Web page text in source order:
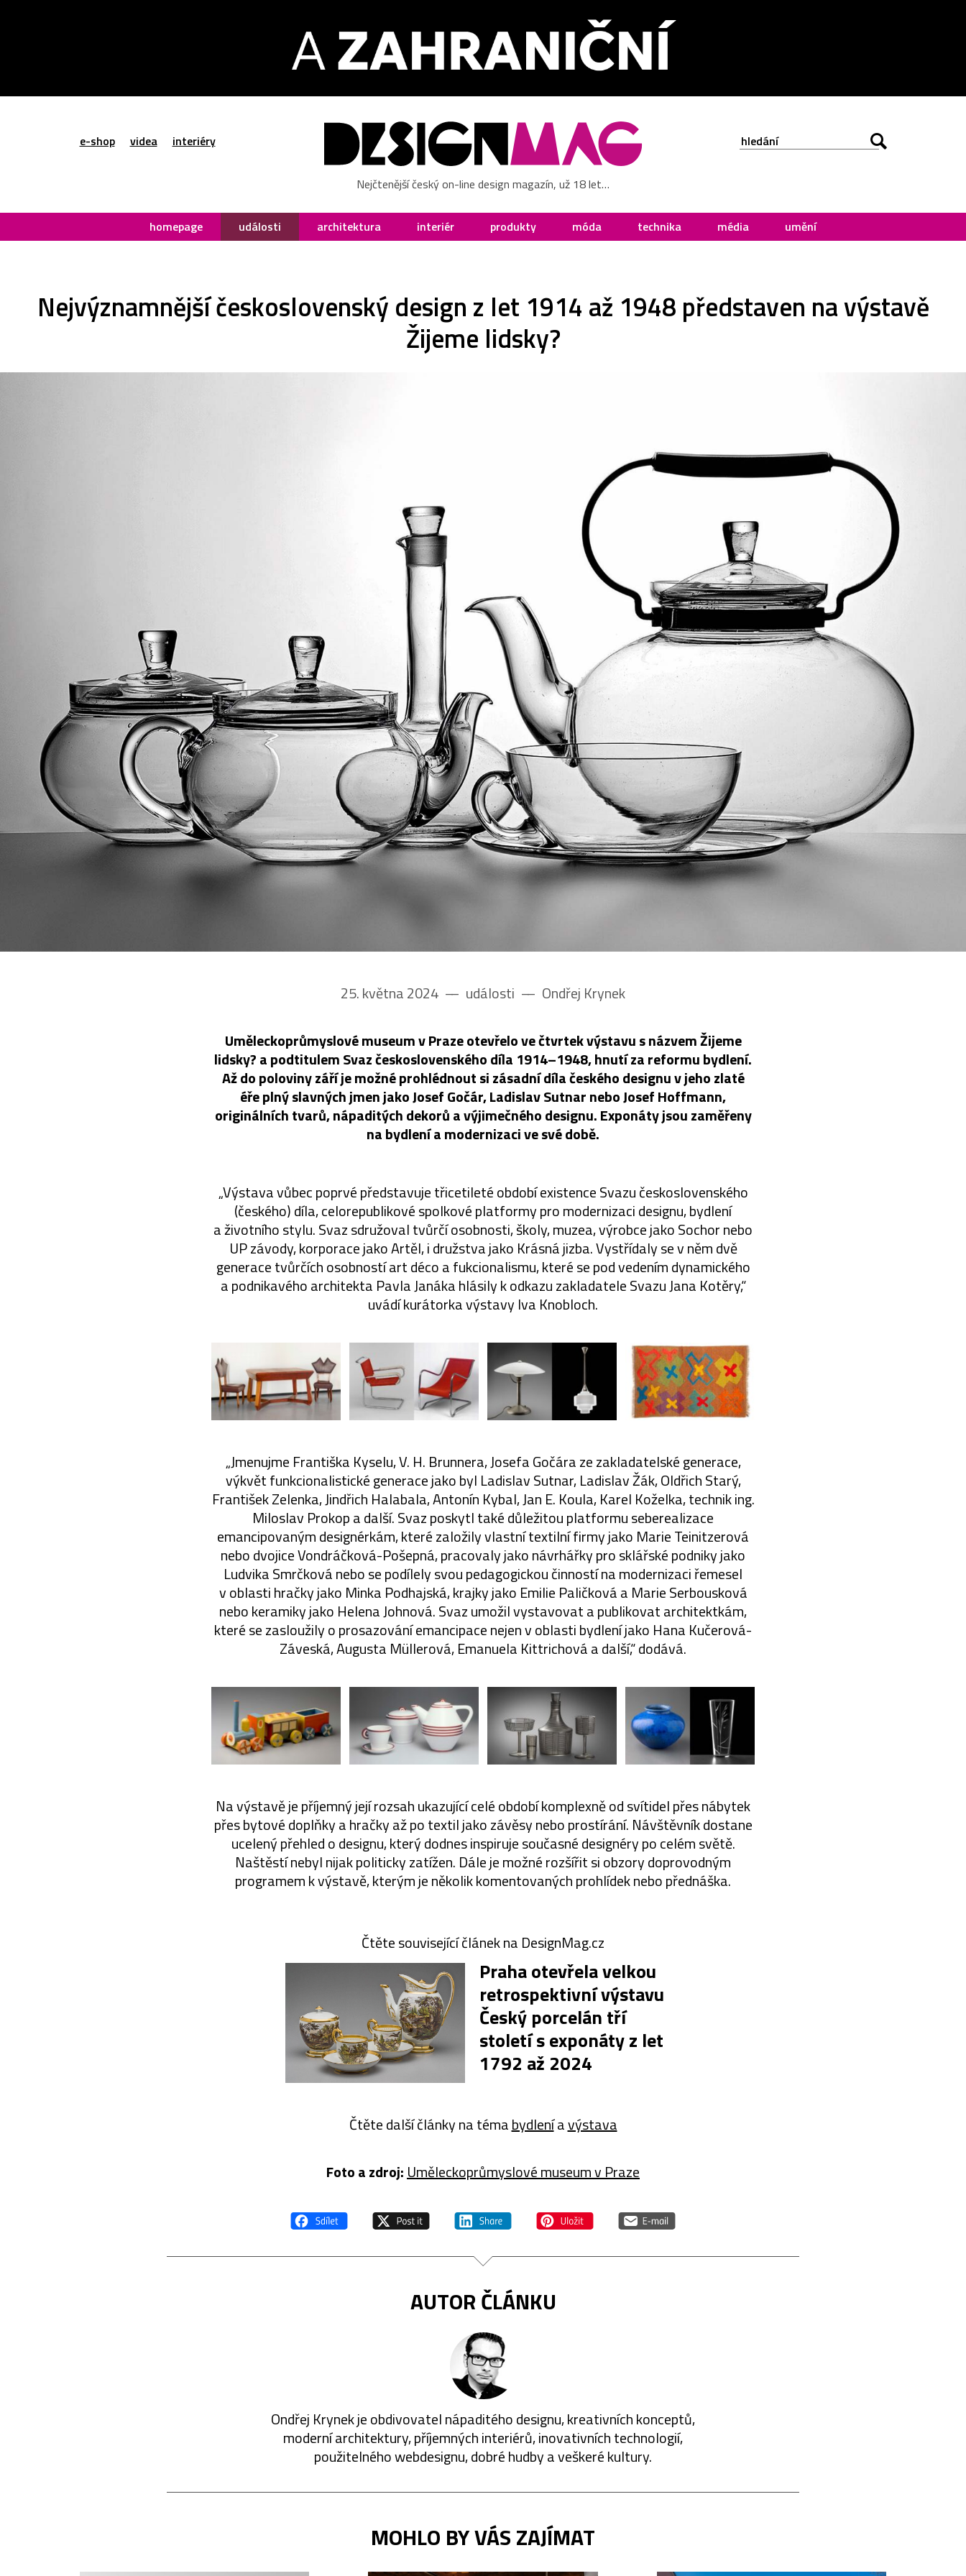
e-shop videa interiéry
Nejčtenější český on-line design magazín, už 18 let…
homepage události architektura interiér produkty móda technika média umění
Nejvýznamnější československý design z let 1914 až 1948 představen na výstavě
Žijeme lidsky?
25. května 2024 –– události –– Ondřej Krynek
Uměleckoprůmyslové museum v Praze otevřelo ve čtvrtek výstavu s názvem Žijeme
lidsky? a podtitulem Svaz československého díla 1914–1948, hnutí za reformu bydlení.
Až do poloviny září je možné prohlédnout si zásadní díla českého designu v jeho zlaté
éře plný slavných jmen jako Josef Gočár, Ladislav Sutnar nebo Josef Hoffmann,
originálních tvarů, nápaditých dekorů a výjimečného designu. Exponáty jsou zaměřeny
na bydlení a modernizaci ve své době.
„Výstava vůbec poprvé představuje třicetileté období existence Svazu československého
(českého) díla, celorepublikové spolkové platformy pro modernizaci designu, bydlení
a životního stylu. Svaz sdružoval tvůrčí osobnosti, školy, muzea, výrobce jako Sochor nebo
UP závody, korporace jako Artěl, i družstva jako Krásná jizba. Vystřídaly se v něm dvě
generace tvůrčích osobností art déco a fukcionalismu, které se pod vedením dynamického
a podnikavého architekta Pavla Janáka hlásily k odkazu zakladatele Svazu Jana Kotěry,“
uvádí kurátorka výstavy Iva Knobloch.
„Jmenujme Františka Kyselu, V. H. Brunnera, Josefa Gočára ze zakladatelské generace,
výkvět funkcionalistické generace jako byl Ladislav Sutnar, Ladislav Žák, Oldřich Starý,
František Zelenka, Jindřich Halabala, Antonín Kybal, Jan E. Koula, Karel Koželka, technik ing.
Miloslav Prokop a další. Svaz poskytl také důležitou platformu seberealizace
emancipovaným designérkám, které založily vlastní textilní firmy jako Marie Teinitzerová
nebo dvojice Vondráčková-Pošepná, pracovaly jako návrhářky pro sklářské podniky jako
Ludvika Smrčková nebo se podílely svou pedagogickou činností na modernizaci řemesel
v oblasti hračky jako Minka Podhajská, krajky jako Emilie Paličková a Marie Serbousková
nebo keramiky jako Helena Johnová. Svaz umožil vystavovat a publikovat architektkám,
které se zasloužily o prosazování emancipace nejen v oblasti bydlení jako Hana Kučerová-
Záveská, Augusta Müllerová, Emanuela Kittrichová a další,“ dodává.
Na výstavě je příjemný její rozsah ukazující celé období komplexně od svítidel přes nábytek
přes bytové doplňky a hračky až po textil jako závěsy nebo prostírání. Návštěvník dostane
ucelený přehled o designu, který dodnes inspiruje současné designéry po celém světě.
Naštěstí nebyl nijak politicky zatížen. Dále je možné rozšířit si obzory doprovodným
programem k výstavě, kterým je několik komentovaných prohlídek nebo přednáška.
Čtěte související článek na DesignMag.cz
Praha otevřela velkou
retrospektivní výstavu
Český porcelán tří
století s exponáty z let
1792 až 2024
Čtěte další články na témabydleníavýstava
Foto a zdroj: Uměleckoprůmyslové museum v Praze
AUTOR ČLÁNKU
Ondřej Krynek je obdivovatel nápaditého designu, kreativních konceptů,
moderní architektury, příjemných interiérů, inovativních technologií,
použitelného webdesignu, dobré hudby a veškeré kultury.
MOHLO BY VÁS ZAJÍMAT